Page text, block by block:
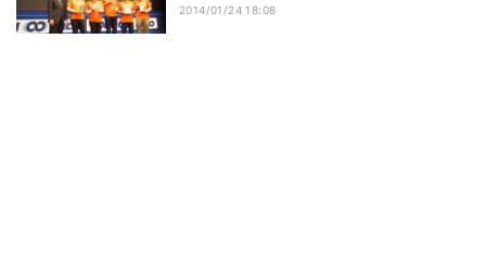
2014/01/24 18:08